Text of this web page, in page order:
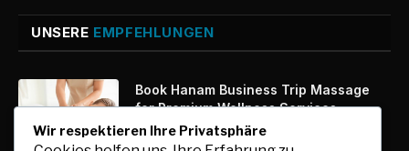
UNSERE EMPFEHLUNGEN
Book Hanam Business Trip Massage
for Premium Wellness Services
August 7, 2026
Wir respektieren Ihre Privatsphäre